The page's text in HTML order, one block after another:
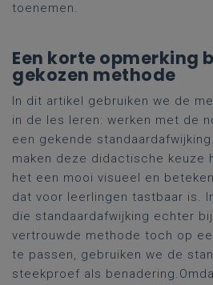
toenemen.
Een korte opmerking
gekozen methode
In dit artikel gebruiken we de
in de les leren: werken met de
een gekende
maken deze didactische keuze
het een mooi visueel en
dat voor leerlingen tastbaar is.
die standaardafwijking echter
vertrouwde methode toch op
te passen, gebruiken we de
steekproef als